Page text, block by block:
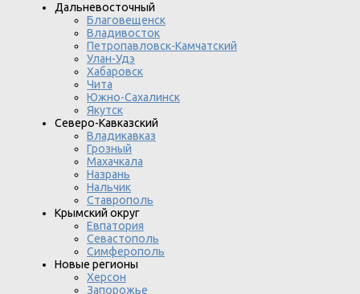
Дальневосточный
Благовещенск
Владивосток
Петропавловск-Камчатский
Улан-Удэ
Хабаровск
Чита
Южно-Сахалинск
Якутск
Северо-Кавказский
Владикавказ
Грозный
Махачкала
Назрань
Нальчик
Ставрополь
Крымский округ
Евпатория
Севастополь
Симферополь
Новые регионы
Херсон
Запорожье